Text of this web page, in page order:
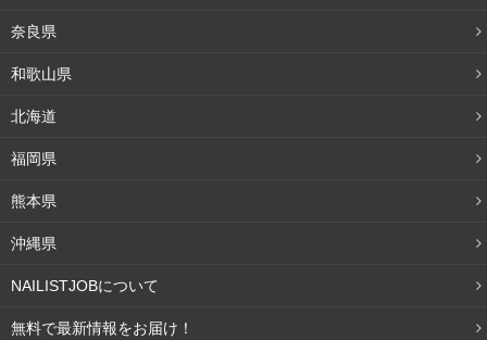
奈良県
和歌山県
北海道
福岡県
熊本県
沖縄県
NAILISTJOBについて
無料で最新情報をお届け！